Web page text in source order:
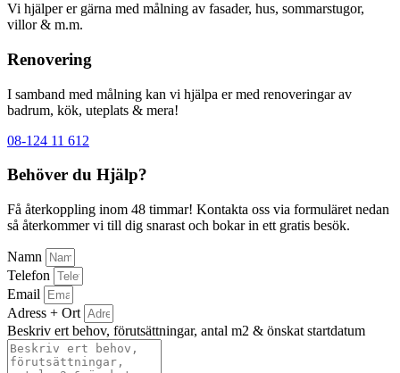
Vi hjälper er gärna med målning av fasader, hus, sommarstugor,
villor & m.m.
Renovering
I samband med målning kan vi hjälpa er med renoveringar av
badrum, kök, uteplats & mera!
08-124 11 612
Behöver du Hjälp?
Få återkoppling inom 48 timmar! Kontakta oss via formuläret nedan
så återkommer vi till dig snarast och bokar in ett gratis besök.
Namn
Telefon
Email
Adress + Ort
Beskriv ert behov, förutsättningar, antal m2 & önskat startdatum